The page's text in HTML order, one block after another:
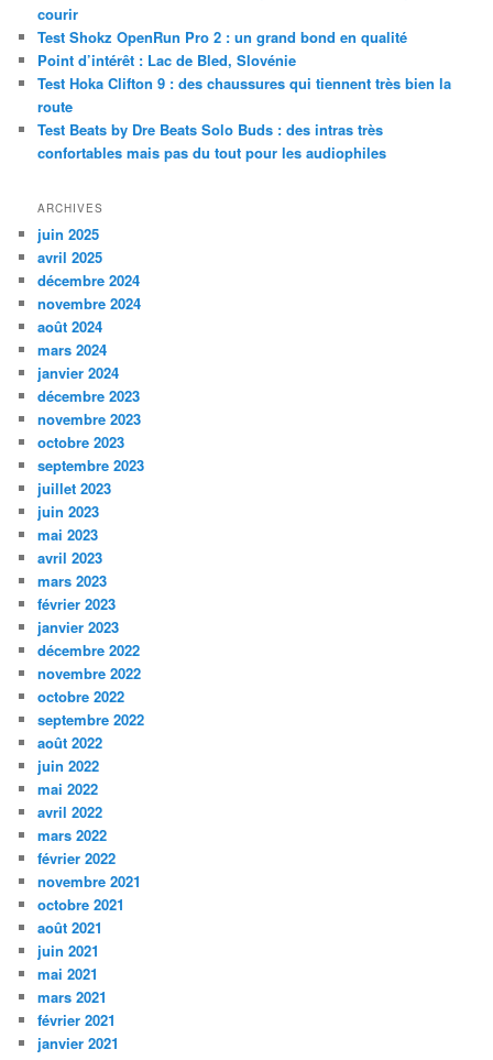
c
h
e
courir
Test Shokz OpenRun Pro 2 : un grand bond en qualité
Point d’intérêt : Lac de Bled, Slovénie
Test Hoka Clifton 9 : des chaussures qui tiennent très bien la
route
Test Beats by Dre Beats Solo Buds : des intras très
confortables mais pas du tout pour les audiophiles
ARCHIVES
juin 2025
avril 2025
décembre 2024
novembre 2024
août 2024
mars 2024
janvier 2024
décembre 2023
novembre 2023
octobre 2023
septembre 2023
juillet 2023
juin 2023
mai 2023
avril 2023
mars 2023
février 2023
janvier 2023
décembre 2022
novembre 2022
octobre 2022
septembre 2022
août 2022
juin 2022
mai 2022
avril 2022
mars 2022
février 2022
novembre 2021
octobre 2021
août 2021
juin 2021
mai 2021
mars 2021
février 2021
janvier 2021